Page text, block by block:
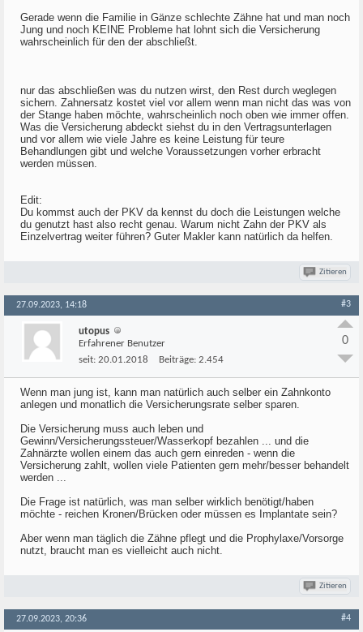
Gerade wenn die Familie in Gänze schlechte Zähne hat und man noch
Jung und noch KEINE Probleme hat lohnt sich die Versicherung
wahrscheinlich für den der abschließt.
nur das abschließen was du nutzen wirst, den Rest durch weglegen
sichern. Zahnersatz kostet viel vor allem wenn man nicht das was von
der Stange haben möchte, wahrscheinlich noch oben wie immer offen.
Was die Versicherung abdeckt siehst du in den Vertragsunterlagen
und vor allem wie viele Jahre es keine Leistung für teure
Behandlungen gibt und welche Voraussetzungen vorher erbracht
werden müssen.
Edit:
Du kommst auch der PKV da kennst du doch die Leistungen welche
du genutzt hast also recht genau. Warum nicht Zahn der PKV als
Einzelvertrag weiter führen? Guter Makler kann natürlich da helfen.
Zitieren
27.09.2023, 14:18 #3
utopus
Erfahrener Benutzer
seit: 20.01.2018 Beiträge: 2.454
0
Wenn man jung ist, kann man natürlich auch selber ein Zahnkonto
anlegen und monatlich die Versicherungsrate selber sparen.
Die Versicherung muss auch leben und
Gewinn/Versicherungssteuer/Wasserkopf bezahlen ... und die
Zahnärzte wollen einem das auch gern einreden - wenn die
Versicherung zahlt, wollen viele Patienten gern mehr/besser behandelt
werden ...
Die Frage ist natürlich, was man selber wirklich benötigt/haben
möchte - reichen Kronen/Brücken oder müssen es Implantate sein?
Aber wenn man täglich die Zähne pflegt und die Prophylaxe/Vorsorge
nutzt, braucht man es vielleicht auch nicht.
Zitieren
27.09.2023, 20:36 #4